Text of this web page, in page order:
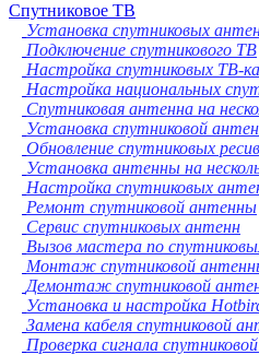
Спутниковое ТВ
Установка спутниковых
Подключение спутникового ТВ
Настройка спутниковых ТВ-
Настройка национальных
Спутниковая антенна на
Установка спутниковой
Обновление спутниковых
Установка антенны на
Настройка спутниковых
Ремонт спутниковой антенны
Сервис спутниковых антенн
Вызов мастера по
Монтаж спутниковой
Демонтаж спутниковой
Установка и настройка
Замена кабеля спутниковой
Проверка сигнала